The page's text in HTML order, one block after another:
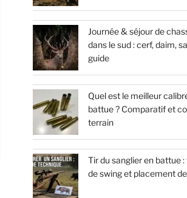
Journée & séjour de
dans le sud : cerf, daim,
guide
Quel est le meilleur
battue ? Comparatif et
terrain
Tir du sanglier en battue
de swing et placement